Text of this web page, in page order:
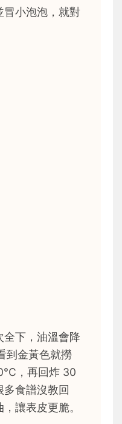
冒小泡泡，就對
全下，油溫會降
到金黃色就撈
，再回炸 30
食譜沒教回
讓表皮更脆。